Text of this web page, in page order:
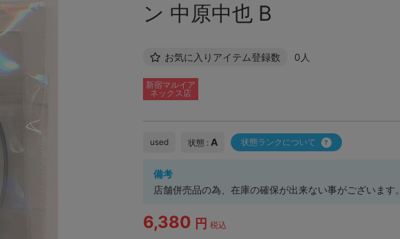
ン 中原中也 B
お気に入りアイテム登録数 0人
新宿マルイア
ネックス店
used 状態 : A 状態ランクについて
備考
店舗併売品の為、在庫の確保が出来ない事がございます。
6,380 円 税込